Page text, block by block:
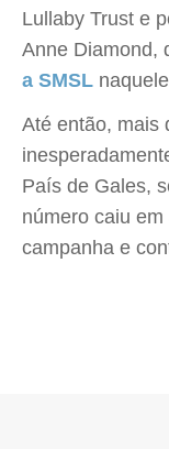
Lullaby Trust e
Anne Diamond,
a SMSL
Até então, mais
País de Gales,
número caiu
campanha e